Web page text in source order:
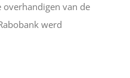
overhandigen van de
werd